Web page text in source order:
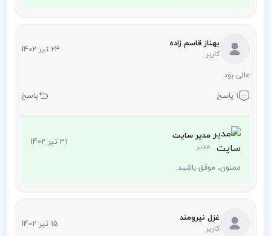
بهناز قاسم زاده
کاربر 24 تیر 1402
عالی بود
1 پاسخ پاسخ
مدیر سایت
مدیر 31 تیر 1402
ممنون، موفق باشید.
غزل نیرومند
کاربر 15 تیر 1402